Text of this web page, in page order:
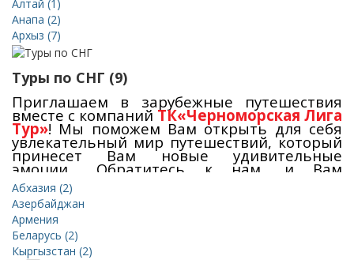
деятельности
качественно организовать для Вас любой
вид отдыха!
соотношение цена и качество, а также
акции, горящие туры
Приобрести наши туры Вы можете в нашем
офисе в Севастополе
Алтай (1)
Анапа (2)
Архыз (7)
Туры по СНГ (9)
Приглашаем в зарубежные путешествия
вместе с компаний ТК«Черноморская Лига
Тур»! Мы поможем Вам открыть для себя
увлекательный мир путешествий, который
принесет Вам новые удивительные
эмоции... Обратитесь к нам, и Вам
останется только –
автобусный тур из Крыма и дату
предполагаемого отдыха
Вам тщательно разработанные маршруты,
которые позволят Вам ознакомиться с
самыми яркими странами
Абхазия (2)
Азербайджан
Армения
Беларусь (2)
Кыргызстан (2)